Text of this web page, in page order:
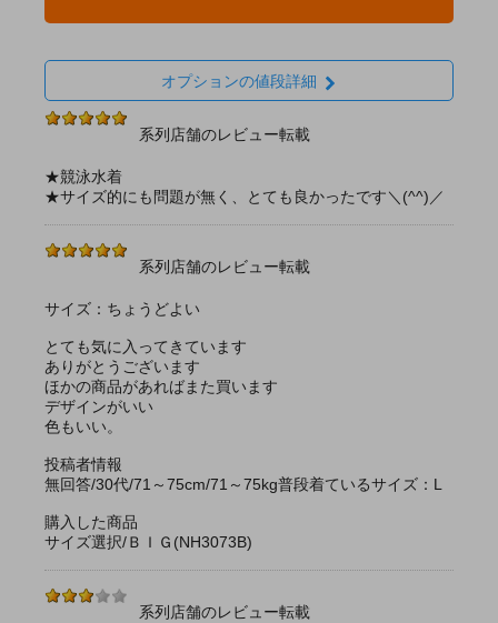
オプションの値段詳細
系列店舗のレビュー転載
★競泳水着
★サイズ的にも問題が無く、とても良かったです＼(^^)／
系列店舗のレビュー転載
サイズ：ちょうどよい
とても気に入ってきています
ありがとうございます
ほかの商品があればまた買います
デザインがいい
色もいい。
投稿者情報
無回答/30代/71～75cm/71～75kg普段着ているサイズ：L
購入した商品
サイズ選択/ＢＩＧ(NH3073B)
系列店舗のレビュー転載